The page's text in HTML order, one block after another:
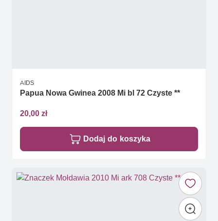
AIDS
Papua Nowa Gwinea 2008 Mi bl 72 Czyste **
20,00 zł
Dodaj do koszyka